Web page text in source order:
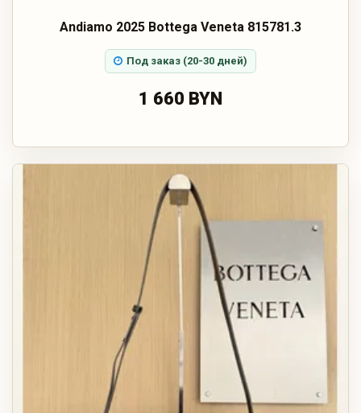
Andiamo 2025 Bottega Veneta 815781.3
Под заказ (20-30 дней)
1 660 BYN